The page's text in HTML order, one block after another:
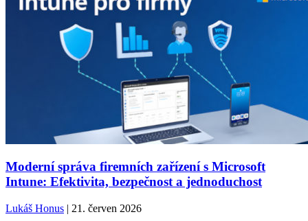
Moderní správa firemních zařízení s Microsoft
Intune: Efektivita, bezpečnost a jednoduchost
Lukáš Honus | 21. červen 2026